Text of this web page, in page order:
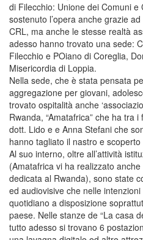
di Filecchio: Unione dei Comuni
sostenuto l’opera anche grazie
CRL, ma anche le stesse realtà
adesso hanno trovato una sede:
Filecchio e POiano di Coreglia,
Misericordia di Loppia.
Nella sede, che è stata pensata
aggregazione per giovani,
trovato ospitalità anche
Rwanda, “Amatafrica” che ha tra
dott. Lido e e Anna Stefani che
hanno tagliato il nastro e
Al suo interno, oltre all’attività
(Amatafrica vi ha realizzato
dedicata al Rwanda), sono state
ed audiovisive che nelle
quotidiano a disposizione
paese. Nelle stanze de “La casa
tutto adesso si trovano 6